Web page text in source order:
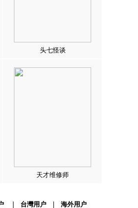
头七怪谈
天才维修师
| 台灣用户| 海外用户